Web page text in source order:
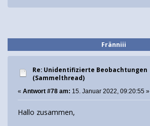
Fränniii
Re: Unidentifizierte Beobachtungen
(Sammelthread)
« Antwort #78 am: 15. Januar 2022, 09:20:55 »
Hallo zusammen,